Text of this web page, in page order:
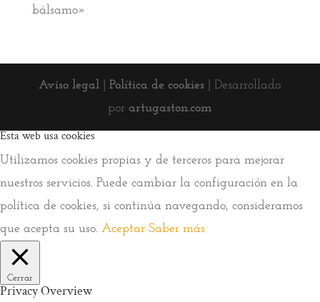
bálsamo»
Aviso legal |Política de cookies | Desarrollado
por artugaston.com
Esta web usa cookies
Utilizamos cookies propias y de terceros para mejorar
nuestros servicios. Puede cambiar la configuración en la
política de cookies, si continúa navegando, consideramos
que acepta su uso. Aceptar Saber más
Cerrar
Privacy Overview